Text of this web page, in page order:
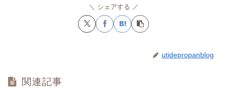
シェアする
utidepropanblog
関連記事